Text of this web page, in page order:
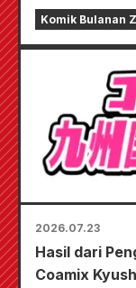
Comic Zenon
mulai dijual
Komik Bulanan
2026.07.23
Hasil dari
Coamix